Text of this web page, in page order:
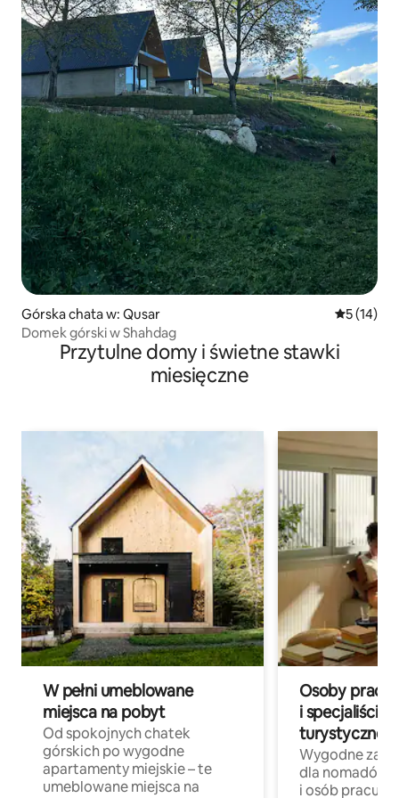
Górska chata w: Qusar Średnia
5 (14)
Domek górski w Shahdag
Przytulne domy i świetne stawki
miesięczne
W pełni umeblowane
miejsca na pobyt
Od spokojnych chatek
górskich po wygodne
apartamenty miejskie – te
umeblowane miejsca na
Osoby
i specjaliści z
turystycznej
Wygodne
dla nomadów
i osób